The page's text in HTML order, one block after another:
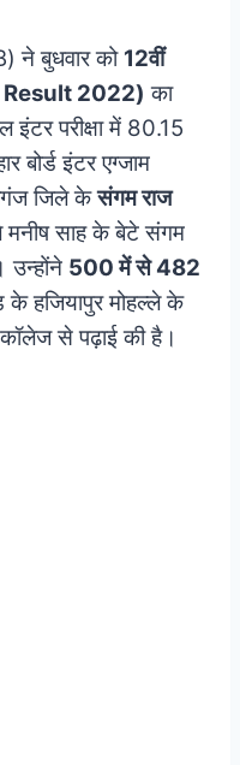
ने बुधवार को 12वीं
2022) का
इंटर परीक्षा में 80.15
बोर्ड इंटर एग्जाम
जिले केसंगम राज
मनीष साह के बेटे संगम
उन्होंने 500 में से 482
हजियापुर मोहल्ले के
से पढ़ाई की है।